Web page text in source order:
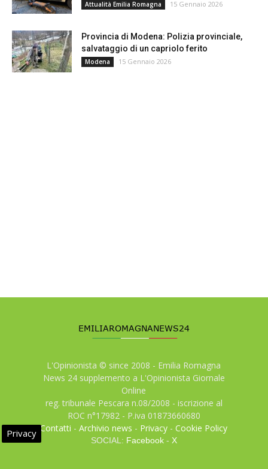
Attualità Emilia Romagna 15 Gennaio 2026
Provincia di Modena: Polizia provinciale,
salvataggio di un capriolo ferito
Modena 15 Gennaio 2026
L'Opinionista © since 2008 - Emilia Romagna
News 24 supplemento a L'Opinionista Giornale
Online
reg. tribunale Pescara n.08/2008 - iscrizione al
ROC n°17982 - P.iva 01873660680
Contatti -Archivio news - Privacy -Cookie Policy
SOCIAL: Facebook- X
Privacy